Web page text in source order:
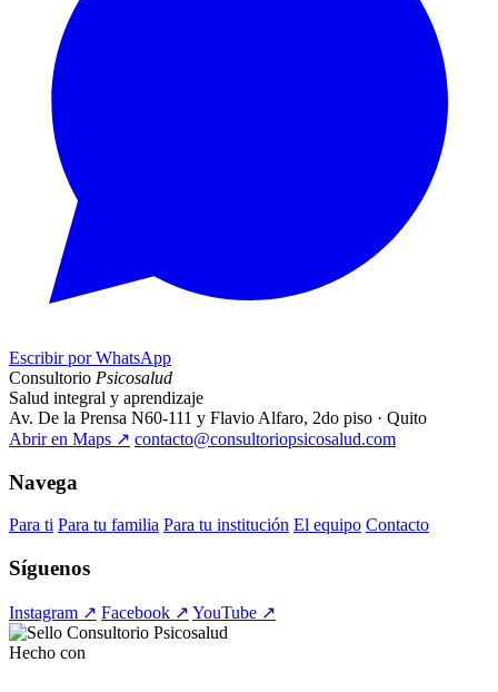
Escribir por WhatsApp
Consultorio Psicosalud
Salud integral y aprendizaje
Av. De la Prensa N60-111 y Flavio Alfaro, 2do piso · Quito
Abrir en Maps ↗ contacto@consultoriopsicosalud.com
Navega
Para ti Para tu familia Para tu institución El equipo Contacto
Síguenos
Instagram ↗ Facebook ↗ YouTube ↗
Hecho con